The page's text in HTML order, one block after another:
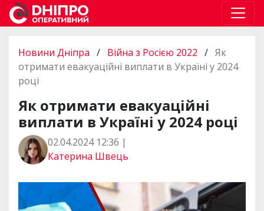
Новини Дніпра / Війна з Росією 2022 / Як
отримати евакуаційні виплати в Україні у 2024
році
Як отримати евакуаційні
виплати в Україні у 2024 році
02.04.2024 12:36 |
Катерина Швець